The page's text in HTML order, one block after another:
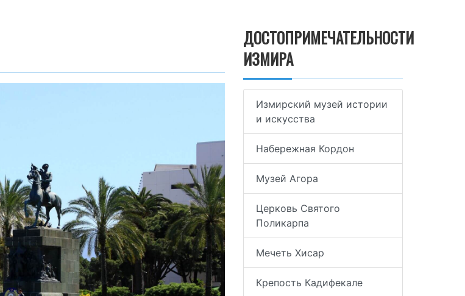
ДОСТОПРИМЕЧАТЕЛЬНОСТИ
ИЗМИРА
Измирский музей истории
и искусства
Набережная Кордон
Музей Агора
Церковь Святого
Поликарпа
Мечеть Хисар
Крепость Кадифекале